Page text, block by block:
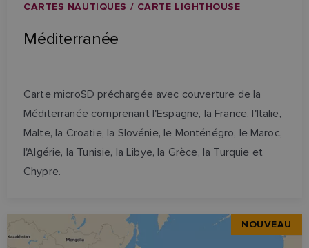
CARTES NAUTIQUES / CARTE LIGHTHOUSE
Méditerranée
Carte microSD préchargée avec couverture de la
Méditerranée comprenant l'Espagne, la France, l'Italie,
Malte, la Croatie, la Slovénie, le Monténégro, le Maroc,
l'Algérie, la Tunisie, la Libye, la Grèce, la Turquie et
Chypre.
NOUVEAU